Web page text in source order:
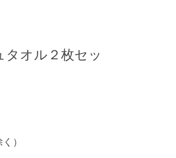
オル２枚セッ
）